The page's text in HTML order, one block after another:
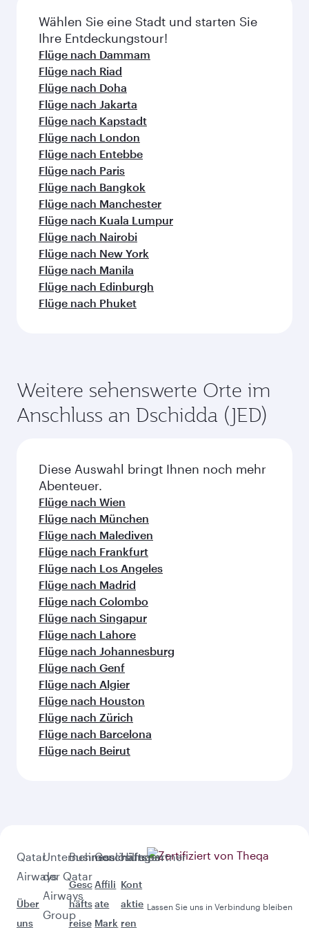
jeweiligen Einzelheiten zu den Flügen.
Wählen Sie eine Stadt und starten Sie
Ihre Entdeckungstour!
Flüge nach Dammam
Flüge nach Riad
Flüge nach Doha
Flüge nach Jakarta
Flüge nach Kapstadt
Flüge nach London
Flüge nach Entebbe
Flüge nach Paris
Flüge nach Bangkok
Flüge nach Manchester
Flüge nach Kuala Lumpur
Flüge nach Nairobi
Flüge nach New York
Flüge nach Manila
Flüge nach Edinburgh
Flüge nach Phuket
Weitere sehenswerte Orte im
Anschluss an Dschidda (JED)
Diese Auswahl bringt Ihnen noch mehr
Abenteuer.
Flüge nach Wien
Flüge nach München
Flüge nach Malediven
Flüge nach Frankfurt
Flüge nach Los Angeles
Flüge nach Madrid
Flüge nach Colombo
Flüge nach Singapur
Flüge nach Lahore
Flüge nach Johannesburg
Flüge nach Genf
Flüge nach Algier
Flüge nach Houston
Flüge nach Zürich
Flüge nach Barcelona
Flüge nach Beirut
Qatar
Airways
Über
uns
Unternehmen
der Qatar
Airways
Group
Businesslösungen
Gesc
häfts
reise
Geschäftspartner
Affili
ate
Mark
Hilfe
Kont
aktie
ren
Lassen Sie uns in Verbindung bleiben